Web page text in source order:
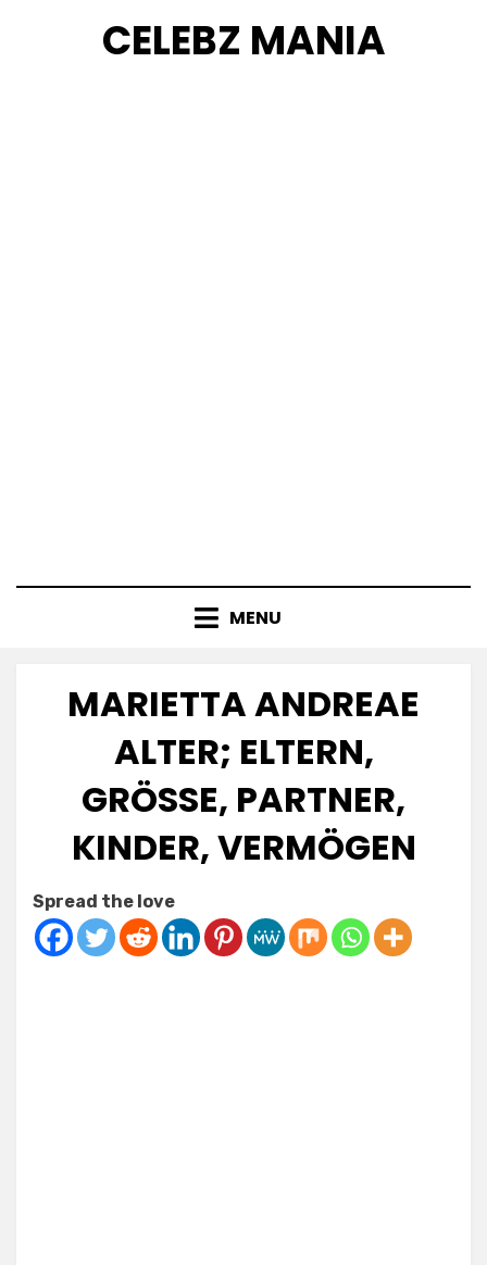
CELEBZ MANIA
MENU
MARIETTA ANDREAE
ALTER; ELTERN,
GRÖSSE, PARTNER, K
INDER, VERMÖGEN
on
Spread the love